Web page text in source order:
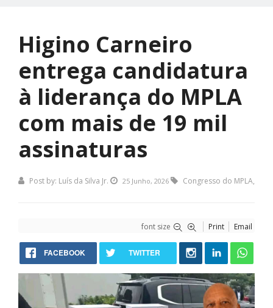
Higino Carneiro
entrega candidatura
à liderança do MPLA
com mais de 19 mil
assinaturas
Post by: Luís da Silva Jr. 25 Junho, 2026 Congresso do MPLA,
font size Print Email
FACEBOOK TWITTER